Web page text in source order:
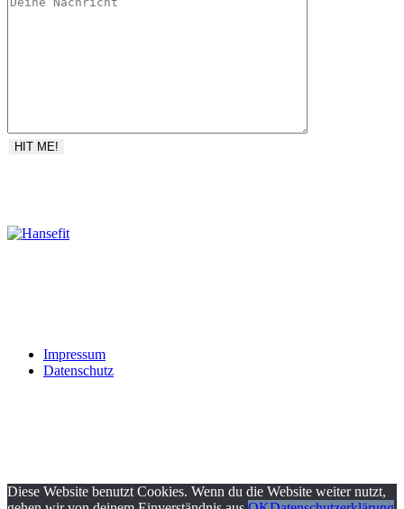
Impressum
Datenschutz
Diese Website benutzt Cookies. Wenn du die Website weiter nutzt,